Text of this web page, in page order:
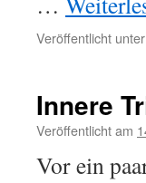
Veröffentlicht unter
Innere
Veröffentlicht am
Vor ein